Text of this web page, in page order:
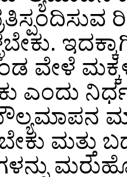
ವೇಳೆ
ಎಂದು
ಮತ್ತು